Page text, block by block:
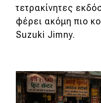
τετρακίνητες
φέρει ακόμη πιο
Suzuki Jimny.